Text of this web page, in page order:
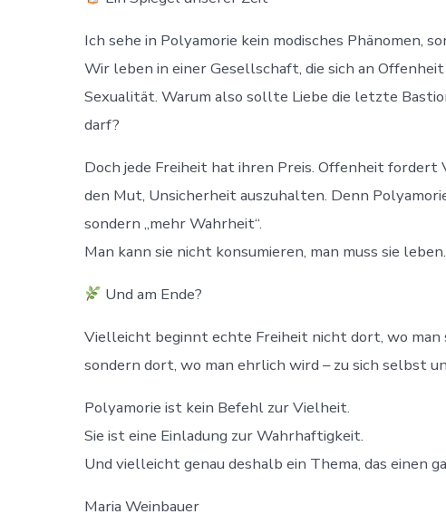
Ich sehe in Polyamorie kein modisches Phänomen,
Wir leben in einer Gesellschaft, die sich an
Sexualität. Warum also sollte Liebe die letzte
darf?
Doch jede Freiheit hat ihren Preis. Offenheit
den Mut, Unsicherheit auszuhalten. Denn
sondern „mehr Wahrheit“.
Man kann sie nicht konsumieren, man muss sie leben.
Und am Ende?
Vielleicht beginnt echte Freiheit nicht dort, wo man
sondern dort, wo man ehrlich wird – zu sich selbst
Polyamorie ist kein Befehl zur Vielheit.
Sie ist eine Einladung zur Wahrhaftigkeit.
Und vielleicht genau deshalb ein Thema, das einen
Maria Weinbauer